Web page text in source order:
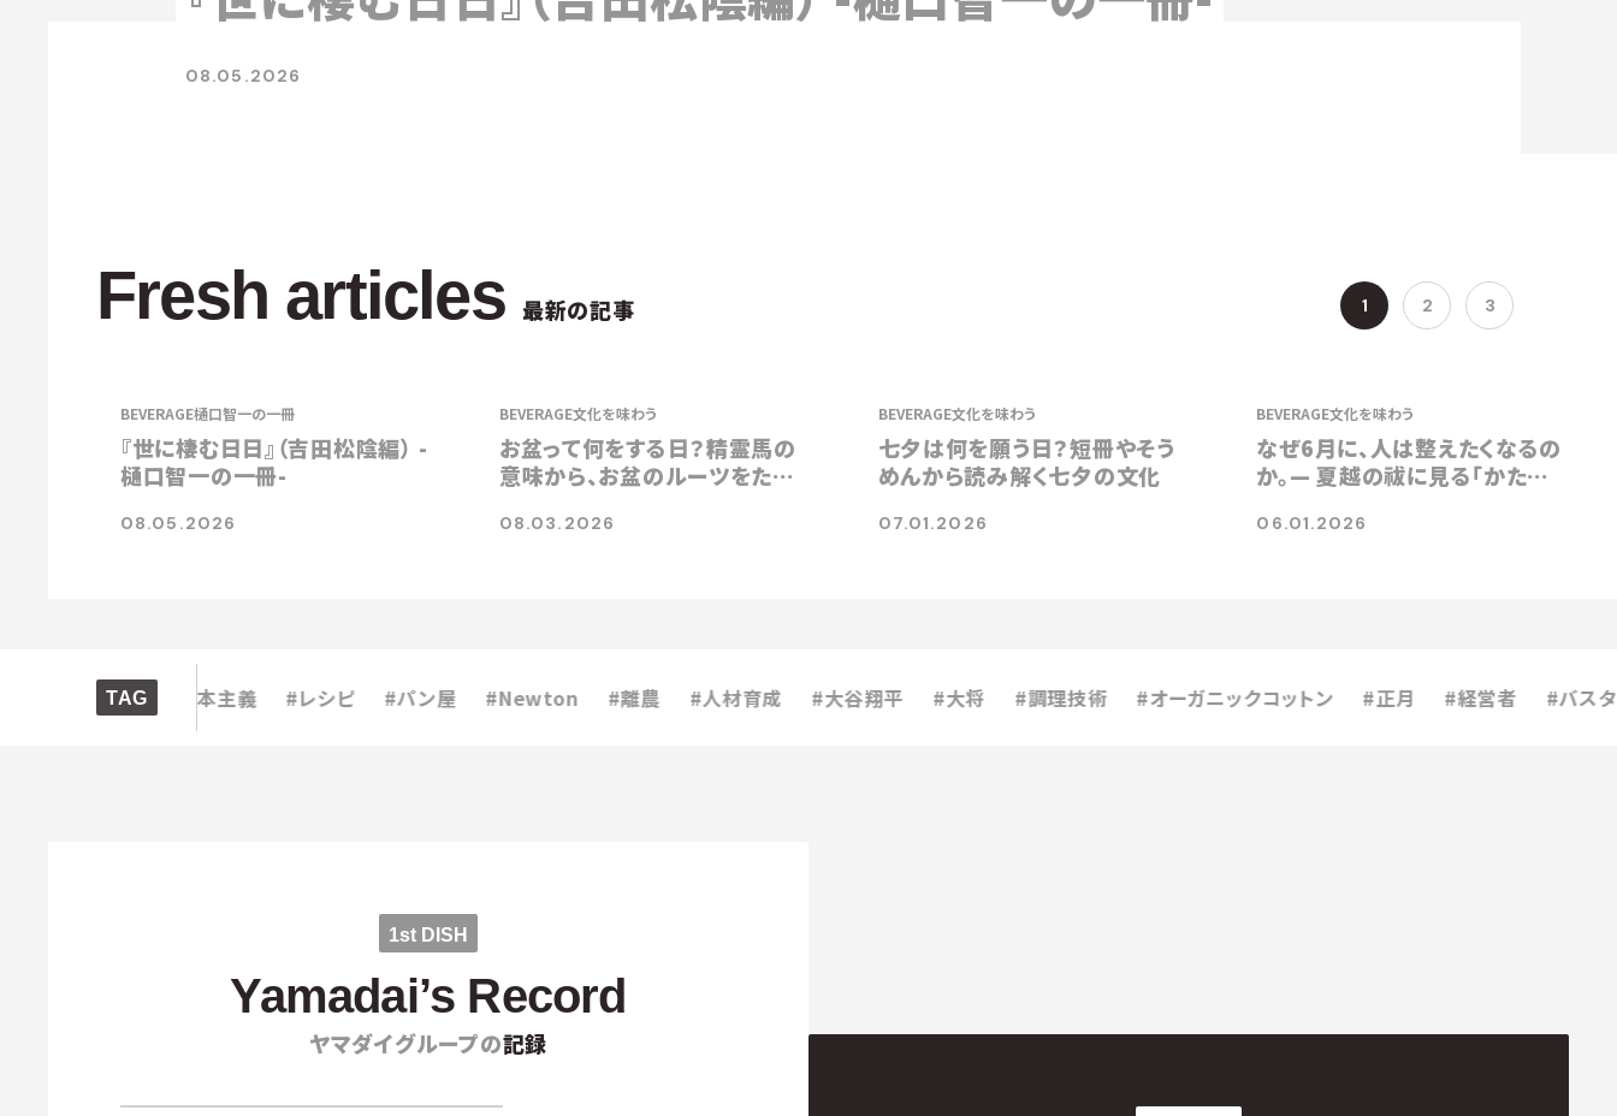
08.05.2026
Fresh articles 最新の記事 1 2 3
BEVERAGE樋口智一の一冊
『世に棲む日日』（吉田松陰編） -
樋口智一の一冊-
08.05.2026
BEVERAGE文化を味わう
お盆って何をする日？精霊馬の
意味から、お盆のルーツをたど
08.03.2026
BEVERAGE文化を味わう
七夕は何を願う日？短冊やそう
めんから読み解く七夕の文化
07.01.2026
BEVERAGE文化を味わう
なぜ6月に、人は整えたくなるの
か。— 夏越の祓に見る「かたち
06.01.2026
TAG
#資本主義 #レシピ #パン屋 #Newton #離農 #人材育成 #大谷翔平 #大将 #調理技術 #オーガニックコットン #正月 #経営者 #バスタオル
1st DISH
Yamadai’s Record
ヤマダイグループの記録